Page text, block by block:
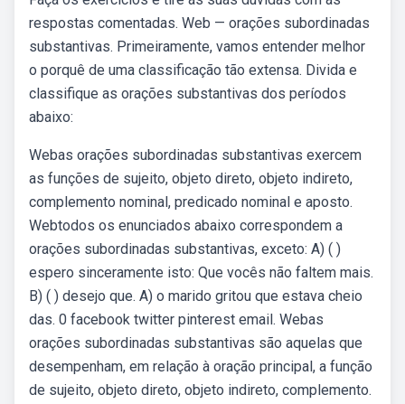
respostas comentadas. Web — orações subordinadas
substantivas. Primeiramente, vamos entender melhor
o porquê de uma classificação tão extensa. Divida e
classifique as orações substantivas dos períodos
abaixo:
Webas orações subordinadas substantivas exercem
as funções de sujeito, objeto direto, objeto indireto,
complemento nominal, predicado nominal e aposto.
Webtodos os enunciados abaixo correspondem a
orações subordinadas substantivas, exceto: A) ( )
espero sinceramente isto: Que vocês não faltem mais.
B) ( ) desejo que. A) o marido gritou que estava cheio
das. 0 facebook twitter pinterest email. Webas
orações subordinadas substantivas são aquelas que
desempenham, em relação à oração principal, a função
de sujeito, objeto direto, objeto indireto, complemento.